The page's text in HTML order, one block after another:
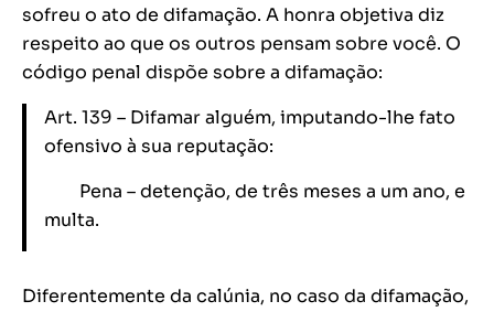
sofreu o ato de difamação. A honra objetiva diz
respeito ao que os outros pensam sobre você. O
código penal dispõe sobre a difamação:
Art. 139 – Difamar alguém, imputando-lhe fato
ofensivo à sua reputação:
Pena – detenção, de três meses a um ano, e
multa.
Diferentemente da calúnia, no caso da difamação,